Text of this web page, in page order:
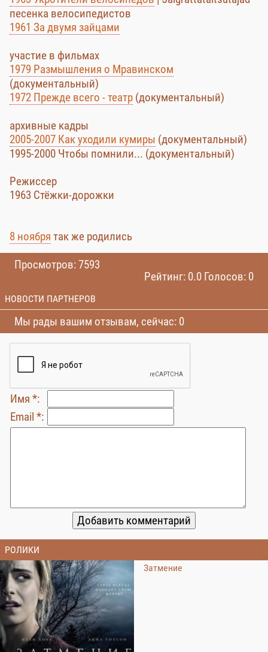
песенка велосипедистов
1961 За двумя зайцами
участие в фильмах
1979 Размышления о Мравинском
(документальный)
1972 Прежде всего - театр (документальный)
архивные кадры
2005-2007 Как уходили кумиры (документальный)
1995-2000 Чтобы помнили... (документальный)
Режиссер
1963 Стёжки-дорожки
8 ноября так же родились
Просмотров: 7593
Рейтинг: 0.0 Голосов: 0
НОВОСТИ ПАРТНЕРОВ
Мы рады вашим отзывам, сейчас: 0
Имя *:
Email *:
РОЛИКИ
Затмение